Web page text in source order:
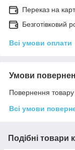
Переказ на
Безготівковий
Всі умови оплати
Умови
Повернення
Всі умови
Подібні товари